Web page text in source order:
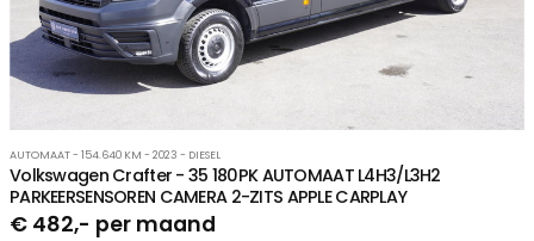
AUTOMAAT - 154.640 KM - 2023 - DIESEL
Volkswagen Crafter - 35 180PK AUTOMAAT L4H3/L3H2
PARKEERSENSOREN CAMERA 2-ZITS APPLE CARPLAY
€ 482,- per maand